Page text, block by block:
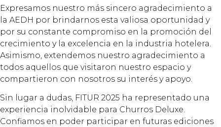
Expresamos nuestro más sincero agradecimiento a
la AEDH por brindarnos esta valiosa oportunidad y
por su constante compromiso en la promoción del
crecimiento y la excelencia en la industria hotelera.
Asimismo, extendemos nuestro agradecimiento a
todos aquellos que visitaron nuestro espacio y
compartieron con nosotros su interés y apoyo.
Sin lugar a dudas, FITUR 2025 ha representado una
experiencia inolvidable para Churros Deluxe.
Confiamos en poder participar en futuras ediciones